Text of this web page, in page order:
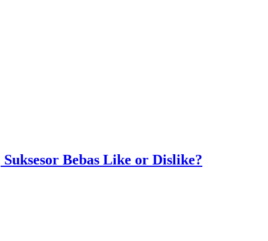
Bebas Like or Dislike?